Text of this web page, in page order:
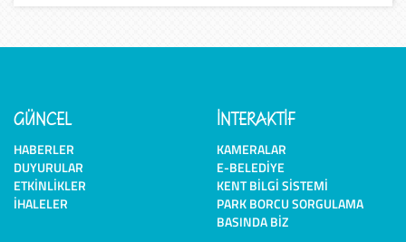
GÜNCEL
HABERLER
DUYURULAR
ETKINLIKLER
İHALELER
İNTERAKTİF
KAMERALAR
E-BELEDIYE
KENT BILGI SISTEMI
PARK BORCU SORGULAMA
BASINDA BIZ